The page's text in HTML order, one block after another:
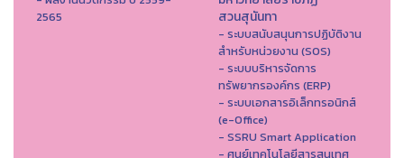
2565
สวนสุนันทา
- ระบบสนับสนุนการปฏิบัติงาน
สำหรับหน่วยงาน (SOS)
- ระบบบริหารจัดการ
ทรัพยากรองค์กร (ERP)
- ระบบเอกสารอิเล็กทรอนิกส์
(e-Office)
- SSRU Smart Application
- ศูนย์เทคโนโลยีสารสนเทศ